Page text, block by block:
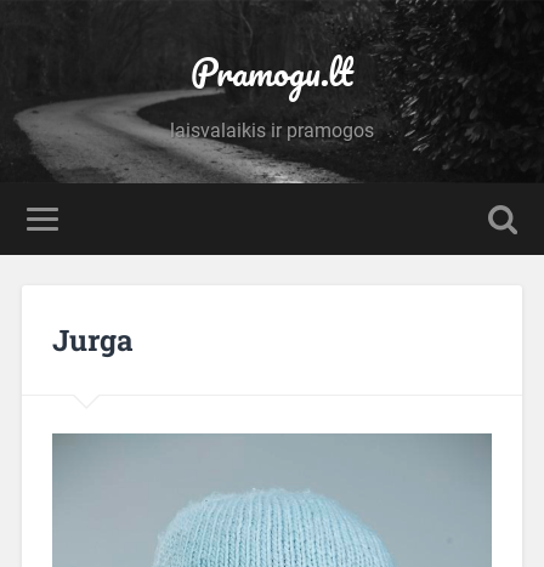
Pramogu.lt
laisvalaikis ir pramogos
Jurga